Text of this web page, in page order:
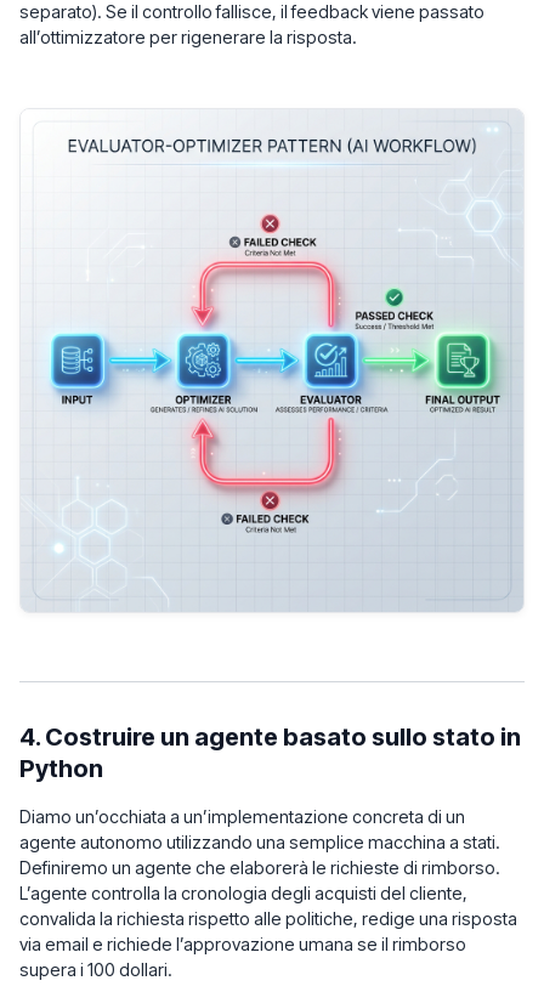
separato). Se il controllo fallisce, il feedback viene passato
all’ottimizzatore per rigenerare la risposta.
4. Costruire un agente basato sullo stato in
Python
Diamo un’occhiata a un’implementazione concreta di un
agente autonomo utilizzando una semplice macchina a stati.
Definiremo un agente che elaborerà le richieste di rimborso.
L’agente controlla la cronologia degli acquisti del cliente,
convalida la richiesta rispetto alle politiche, redige una risposta
via email e richiede l’approvazione umana se il rimborso
supera i 100 dollari.